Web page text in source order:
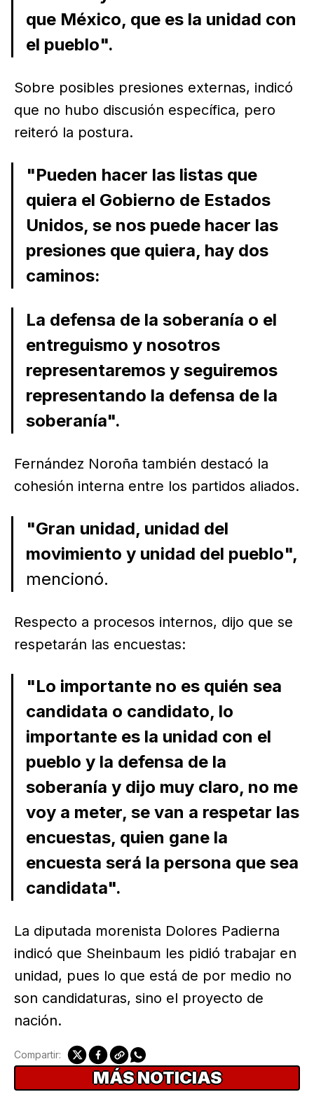
que México, que es la unidad con
el pueblo".
Sobre posibles presiones externas, indicó
que no hubo discusión específica, pero
reiteró la postura.
"Pueden hacer las listas que
quiera el Gobierno de Estados
Unidos, se nos puede hacer las
presiones que quiera, hay dos
caminos:
La defensa de la soberanía o el
entreguismo y nosotros
representaremos y seguiremos
representando la defensa de la
soberanía".
Fernández Noroña también destacó la
cohesión interna entre los partidos aliados.
"Gran unidad, unidad del
movimiento y unidad del pueblo",
mencionó.
Respecto a procesos internos, dijo que se
respetarán las encuestas:
"Lo importante no es quién sea
candidata o candidato, lo
importante es la unidad con el
pueblo y la defensa de la
soberanía y dijo muy claro, no me
voy a meter, se van a respetar las
encuestas, quien gane la
encuesta será la persona que sea
candidata".
La diputada morenista Dolores Padierna
indicó que Sheinbaum les pidió trabajar en
unidad, pues lo que está de por medio no
son candidaturas, sino el proyecto de
nación.
Compartir:
MÁS NOTICIAS